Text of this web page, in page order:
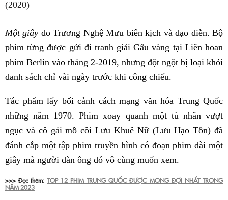
Một giây do Trương Nghệ Mưu biên kịch và đạo diễn. Bộ
phim từng được gửi đi tranh giải Gấu vàng tại Liên hoan
phim Berlin vào tháng 2-2019, nhưng đột ngột bị loại khỏi
danh sách chỉ vài ngày trước khi công chiếu.
Tác phẩm lấy bối cảnh cách mạng văn hóa Trung Quốc
những năm 1970. Phim xoay quanh một tù nhân vượt
ngục và cô gái mồ côi Lưu Khuê Nữ (Lưu Hạo Tồn) đã
đánh cắp một tập phim truyền hình có đoạn phim dài một
giây mà người đàn ông đó vô cùng muốn xem.
>>> Đọc thêm: TOP 12 PHIM TRUNG QUỐC ĐƯỢC MONG ĐỢI NHẤT TRONG
NĂM 2023